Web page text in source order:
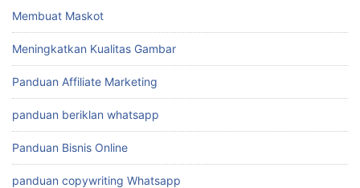
Membuat Maskot
Meningkatkan Kualitas Gambar
Panduan Affiliate Marketing
panduan beriklan whatsapp
Panduan Bisnis Online
panduan copywriting Whatsapp